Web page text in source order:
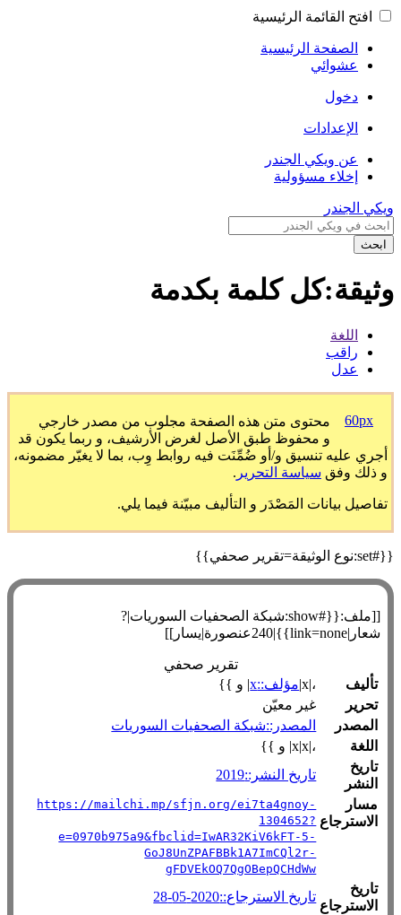
افتح القائمة الرئيسية
الصفحة الرئيسية
عشوائي
دخول
الإعدادات
عن ويكي الجندر
إخلاء مسؤولية
ويكي الجندر
ابحث
وثيقة:كل كلمة بكدمة
اللغة
راقب
عدل
60px
محتوى متن هذه الصفحة مجلوب من مصدر خارجي
و محفوظ طبق الأصل لغرض الأرشيف، و ربما يكون قد
أجري عليه تنسيق و/أو ضُمِّنَت فيه روابط وِب، بما لا يغيّر مضمونه،
و ذلك وفق سياسة التحرير .
تفاصيل بيانات المَصْدَر و التأليف مبيّنة فيما يلي.
{{#set:نوع الوثيقة=تقرير صحفي}}
[[ملف:{{#show:شبكة الصحفيات السوريات|?
شعار|link=none}}|240عنصورة|يسار]]
تقرير صحفي
تأليف
،|x| مؤلف::x | و }}
تحرير
غير معيّن
المصدر
المصدر::شبكة الصحفيات السوريات
اللغة
،|x|x| و }}
تاريخ
النشر
تاريخ النشر::2019
مسار
الاسترجاع
https://mailchi.mp/sfjn.org/ei7ta4gnoy-
1304652?
e=0970b975a9&fbclid=IwAR32KiV6kFT-5-
GoJ8UnZPAFBBk1A7ImCQl2r-
gFDVEkOQ7QgOBepQCHdWw
تاريخ
الاسترجاع
تاريخ الاسترجاع::2020-05-28